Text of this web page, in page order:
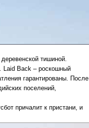
тишиной.
Laid Back – роскошный
гарантированы. После
поселений,
причалит к пристани, и